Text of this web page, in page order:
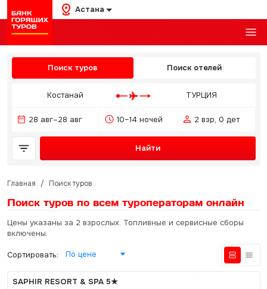
Астана
Поиск туров Поиск отелей
Костанай ТУРЦИЯ
28 авг–28 авг 10–14 ночей 2 взр, 0 дет
Найти
Главная / Поиск туров
Поиск туров по всем туроператорам онлайн
Цены указаны за 2 взрослых. Топливные и сервисные сборы
включены.
Сортировать: По цене
SAPHIR RESORT & SPA 5★